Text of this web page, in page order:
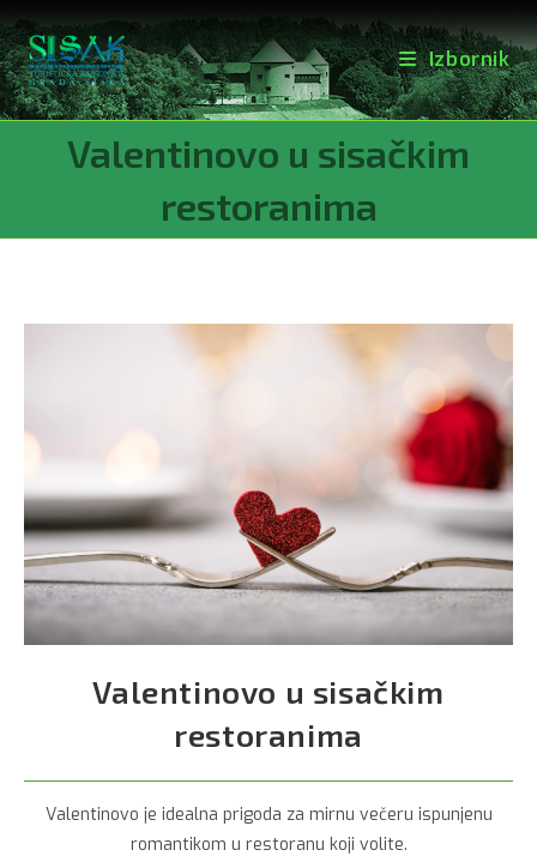
Izbornik
Valentinovo u sisačkim
restoranima
Valentinovo u sisačkim
restoranima
Valentinovo je idealna prigoda za mirnu večeru ispunjenu
romantikom u restoranu koji volite.